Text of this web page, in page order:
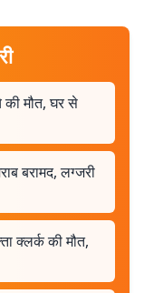
मौत, घर से
बरामद, लग्जरी
क्लर्क की मौत,